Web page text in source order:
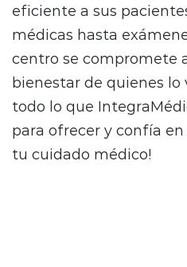
eficiente a sus
médicas hasta
centro se compromete
bienestar de quienes lo
todo lo que
para ofrecer y confía
tu cuidado médico!